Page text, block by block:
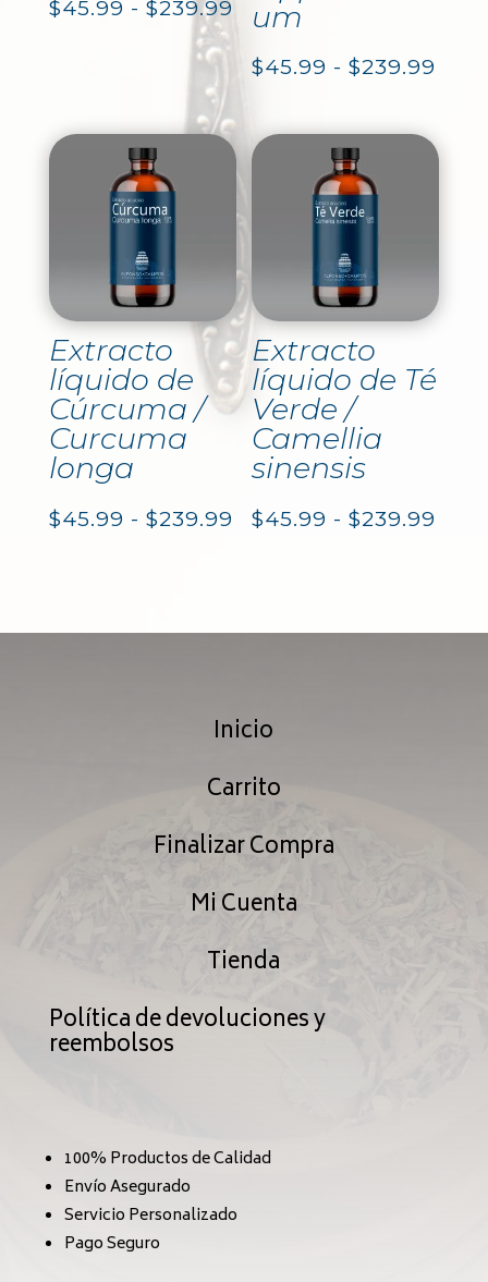
$45.99 - $239.99 Rango
desde
hasta
um
$45.99 - $239.99
Extracto
líquido de
Cúrcuma /
Curcuma
longa
$45.99 - $239.99 Rango
hasta
$239.99
Extracto
líquido de Té
Verde /
Camellia
sinensis
$45.99 - $239.99
Inicio
Carrito
Finalizar Compra
Mi Cuenta
Tienda
Política de devoluciones y
reembolsos
100% Productos de Calidad
Envío Asegurado
Servicio Personalizado
Pago Seguro